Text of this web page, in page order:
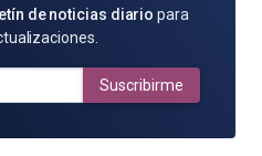
de noticias diario para
Suscribirme